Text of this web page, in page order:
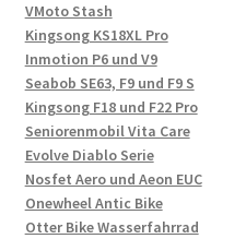
VMoto Stash
Kingsong KS18XL Pro
Inmotion P6 und V9
Seabob SE63, F9 und F9 S
Kingsong F18 und F22 Pro
Seniorenmobil Vita Care
Evolve Diablo Serie
Nosfet Aero und Aeon EUC
Onewheel Antic Bike
Otter Bike Wasserfahrrad